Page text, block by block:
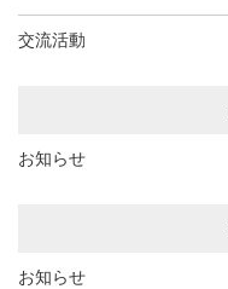
交流活動
お知らせ
お知らせ